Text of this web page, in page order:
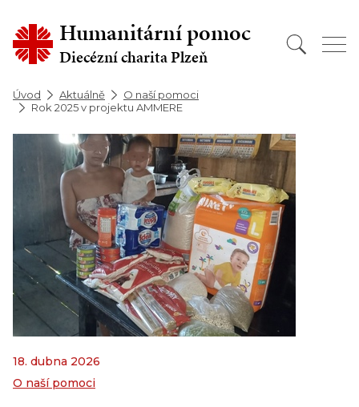
Humanitární pomoc
Diecézní charita Plzeň
Úvod Aktuálně
O naší pomoci
Rok 2025 v projektu AMMERE
18. dubna 2026
O naší pomoci